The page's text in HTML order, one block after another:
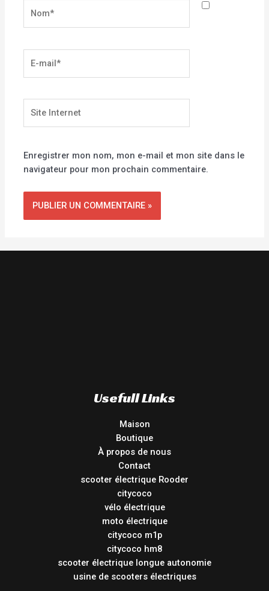
mail*
Internet
Enregistrer mon nom, mon e-mail et mon site dans le
navigateur pour mon prochain commentaire.
Usefull Links
Maison
Boutique
À propos de nous
Contact
scooter électrique Rooder
citycoco
vélo électrique
moto électrique
citycoco m1p
citycoco hm8
scooter électrique longue autonomie
usine de scooters électriques